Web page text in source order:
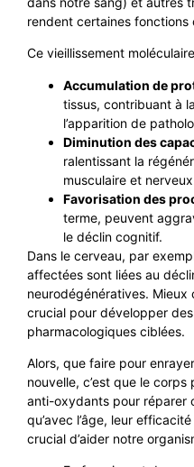
rendent certaines fonctions
Ce vieillissement
Accumulation de
tissus, contribuant à
l’apparition de
Diminution des
ralentissant la
musculaire et
Favorisation des
terme, peuvent
le déclin cognitif.
Dans le cerveau, par
affectées sont liées au
neurodégénératives.
crucial pour développer
pharmacologiques ciblées.
Alors, que faire pour
nouvelle, c’est que le
anti-oxydants pour réparer
qu’avec l’âge, leur
crucial d’aider notre